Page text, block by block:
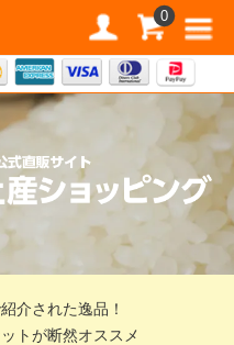
公式直販サイト 0
介された逸品！
トが断然オススメ